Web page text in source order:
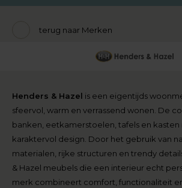
terug naar Merken
Henders & Hazel is een eigentijds
sfeervol, warm en verrassend wonen. De
banken, eetkamerstoelen, tafels en
karaktervol design. Door het gebruik van
materialen, rijke structuren en trendy
& Hazel meubels die een interieur echt
merk combineert comfort, functionaliteit